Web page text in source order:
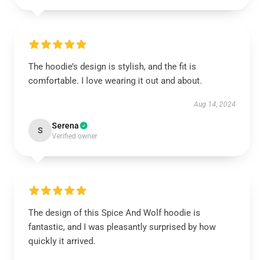
The hoodie’s design is stylish, and the fit is
comfortable. I love wearing it out and about.
Aug 14, 2024
S Serena
Verified owner
The design of this Spice And Wolf hoodie is
fantastic, and I was pleasantly surprised by how
quickly it arrived.